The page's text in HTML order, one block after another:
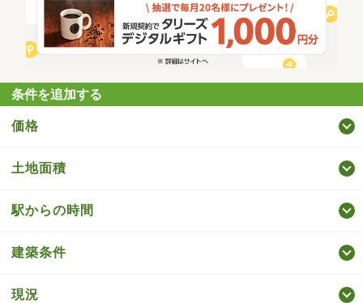
条件を追加する
価格
土地面積
駅からの時間
建築条件
現況